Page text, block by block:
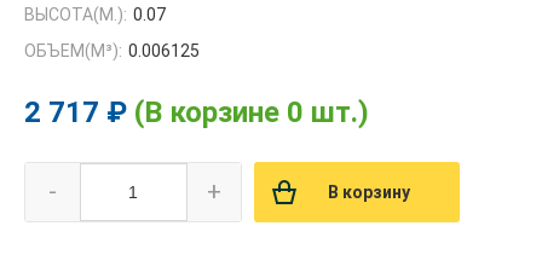
ВЫСОТА(М.): 0.07
ОБЪЕМ(M³): 0.006125
2 717 ₽ (В корзине 0 шт.)
- + В корзину